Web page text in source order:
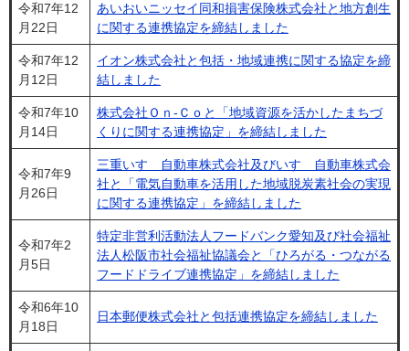
令和7年12
月22日
あいおいニッセイ同和損害保険株式会社と地方創生
に関する連携協定を締結しました
令和7年12
月12日
イオン株式会社と包括・地域連携に関する協定を締
結しました
令和7年10
月14日
株式会社Ｏｎ-Ｃｏと「地域資源を活かしたまちづ
くりに関する連携協定」を締結しました
令和7年9
月26日
三重いすゞ自動車株式会社及びいすゞ自動車株式会
社と「電気自動車を活用した地域脱炭素社会の実現
に関する連携協定」を締結しました
令和7年2
月5日
特定非営利活動法人​フードバンク愛知及び社会福祉
法人松阪市社会福祉協議会と「ひろがる・つながる
フードドライブ連携協定」を締結しました
令和6年10
月18日
日本郵便株式会社と包括連携協定を締結しました